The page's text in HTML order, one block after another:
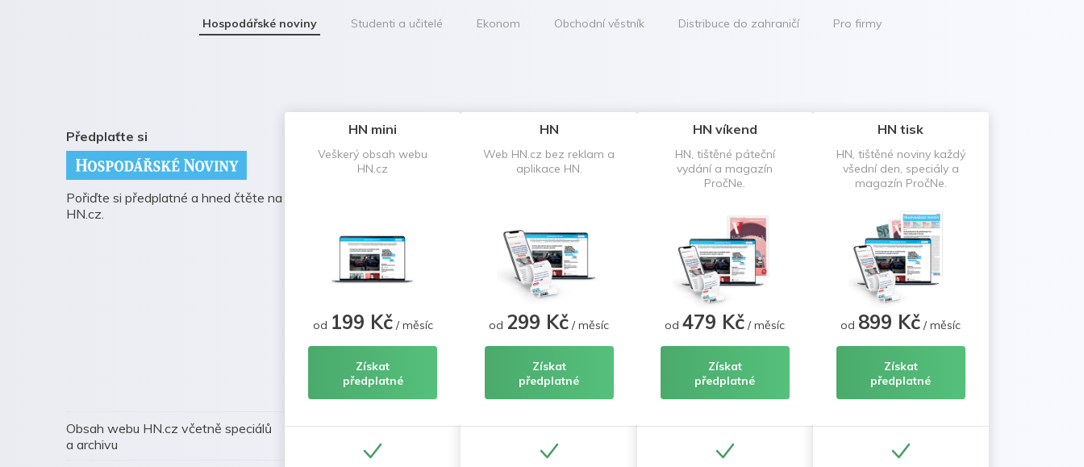
Hospodářské noviny Studenti a učitelé Ekonom Obchodní věstník Distribuce do zahraničí Pro firmy
Předplaťte si
Pořiďte si předplatné a hned čtěte na
HN.cz.
Obsah webu HN.cz včetně speciálů
a archivu
HN mini
Veškerý obsah webu
HN.cz
od 199 Kč/ měsíc
Získat
předplatné
HN
Web HN.cz bez reklam a
aplikace HN.
od 299 Kč / měsíc
Získat
předplatné
HN víkend
HN, tištěné páteční
vydání a magazín
PročNe.
od479 Kč / měsíc
Získat
předplatné
HN tisk
HN, tištěné noviny každý
všední den, speciály a
magazín PročNe.
od 899 Kč / měsíc
Získat
předplatné